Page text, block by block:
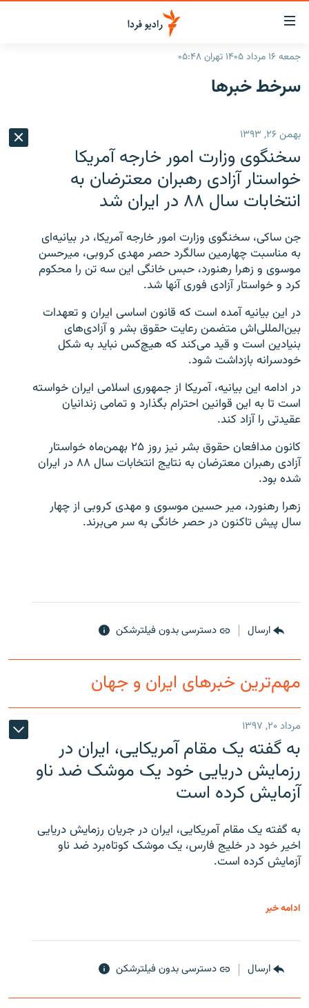
لینک‌های
قابلیت
دسترسی
بازگشت
اصلی
رفتن
صفحه
جستجو
ایران
رادیو
انتخاب کنید و بشنوید
برنامه‌های رادیویی
پادکست
چندرسانه‌ای
گزارش‌های ویدئویی
English
به ما بپیوندید
زبان‌های دیگر
جمعه ۱۶ مرداد ۱۴۰۵ تهران ۰۵:۴۸
سرخط‌ خبرها
بهمن ۲۶, ۱۳۹۳
سخنگوی وزارت امور خارجه آمریکا
خواستار آزادی رهبران معترضان به
انتخابات سال ۸۸ در ایران شد
جن ساکی، سخنگوی وزارت امور خارجه آمریکا، در بیانیه‌ای
به مناسبت چهارمین سالگرد حصر مهدی کروبی، میرحسن
موسوی و زهرا رهنورد، حبس خانگی این سه تن را محکوم
کرد و خواستار آزادی فوری آنها شد.
در این بیانیه آمده است که قانون اساسی ایران و تعهدات
بین‌المللی‌اش متضمن رعایت حقوق بشر و آزادی‌های
بنیادین است و قید می‌کند که هیچ‌کس نباید به شکل
خودسرانه بازداشت شود.
در ادامه این بیانیه، آمریکا از جمهوری اسلامی ایران خواسته
است تا به این قوانین احترام بگذارد و تمامی زندانیان
عقیدتی را آزاد کند.
کانون مدافعان حقوق بشر نیز روز ۲۵ بهمن‌ماه خواستار
آزادی رهبران معترضان به نتایج انتخابات سال ۸۸ در ایران
شده بود.
زهرا رهنورد، میر حسین موسوی و مهدی کروبی از چهار
سال پیش تاکنون در حصر خانگی به سر می‌برند.
ارسال دسترسی بدون فیلترشکن
مهم‌ترین خبرهای ایران و جهان
مرداد ۲۰, ۱۳۹۷
به گفته یک مقام آمریکایی، ایران در
رزمایش دریایی خود یک موشک ضد ناو
آزمایش کرده است
به گفته یک مقام آمریکایی، ایران در جریان رزمایش دریایی
اخیر خود در خلیج فارس، یک موشک کوتاه‌برد ضد ناو
آزمایش کرده است.
ادامه خبر
ارسال دسترسی بدون فیلترشکن